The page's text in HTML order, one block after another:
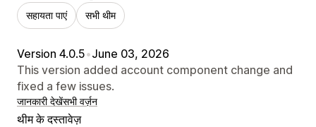
सहायता पाएं सभी थीम
Version 4.0.5•June 03, 2026
This version added account component change and
fixed a few issues.
जानकारी देखेंसभी वर्ज़न
थीम के दस्तावेज़